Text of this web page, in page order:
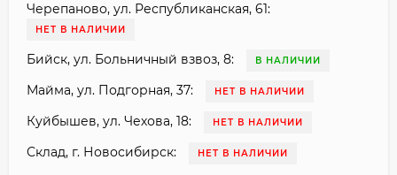
Черепаново, ул. Республиканская, 61:
НЕТ В НАЛИЧИИ
Бийск, ул. Больничный взвоз, 8: В НАЛИЧИИ
Майма, ул. Подгорная, 37: НЕТ В НАЛИЧИИ
Куйбышев, ул. Чехова, 18: НЕТ В НАЛИЧИИ
Склад, г. Новосибирск: НЕТ В НАЛИЧИИ